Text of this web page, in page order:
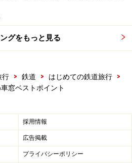
グをもっと見る
行 > 鉄道 > はじめての鉄道旅行
>
窓ベストポイント
採用情報
広告掲載
プライバシーポリシー